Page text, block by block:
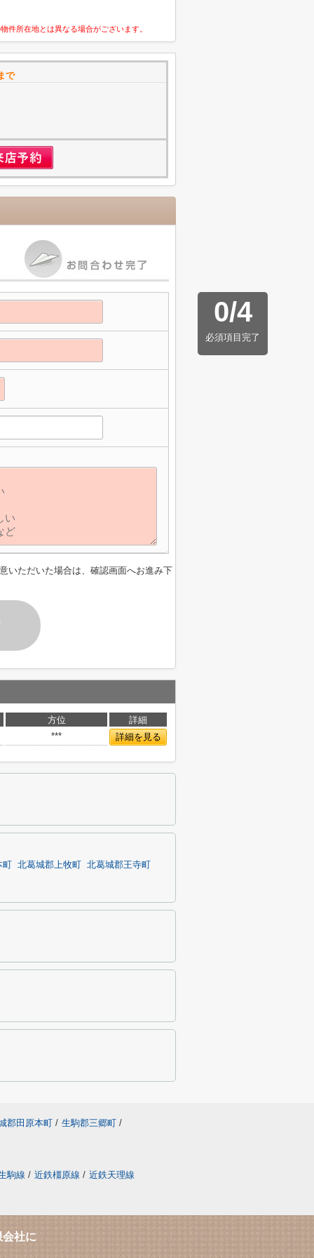
件所在地とは異なる場合がございます。
で
0/4
必須項目完了
いただいた場合は、確認画面へお進み下
方位
詳細
*** 詳細を見る
北葛城郡上牧町
北葛城郡王寺町
郡田原本町 / 生駒郡三郷町 /
駒線 / 近鉄橿原線 / 近鉄天理線
社に